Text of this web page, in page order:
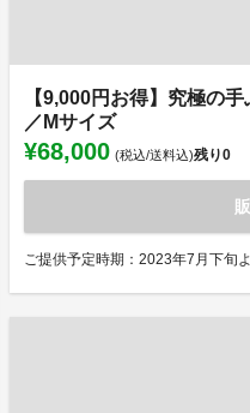
【9,000円お得】究極の
／Mサイズ
¥68,000 (税込/送料込)残り0
ご提供予定時期：2023年7月下旬